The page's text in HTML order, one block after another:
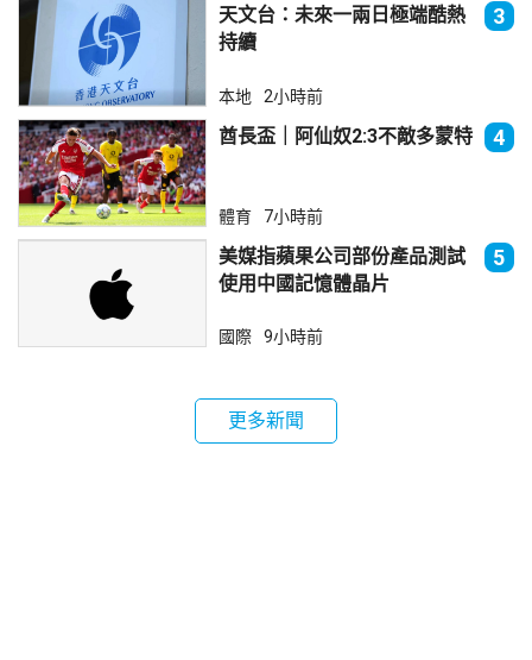
天文台：未來一兩日極端酷熱
持續
3
本地 2小時前
酋長盃｜阿仙奴2:3不敵多蒙特 4
體育 7小時前
美媒指蘋果公司部份產品測試
使用中國記憶體晶片
5
國際 9小時前
更多新聞